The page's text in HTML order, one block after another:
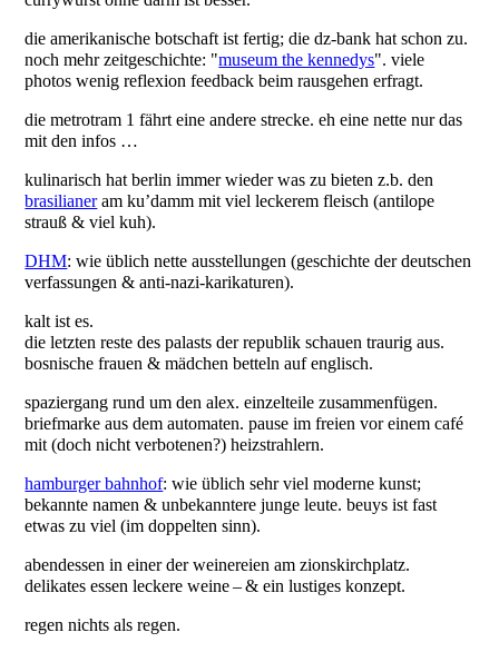
die amerikanische botschaft ist fertig; die dz-bank hat schon zu.
noch mehr zeitgeschichte: "museum the kennedys". viele
photos wenig reflexion feedback beim rausgehen erfragt.
die metrotram 1 fährt eine andere strecke. eh eine nette nur das
mit den infos …
kulinarisch hat berlin immer wieder was zu bieten z.b. den
brasilianeram ku’damm mit viel leckerem fleisch (antilope
strauß & viel kuh).
DHM: wie üblich nette ausstellungen (geschichte der deutschen
verfassungen & anti-nazi-karikaturen).
kalt ist es.
die letzten reste des palasts der republik schauen traurig aus.
bosnische frauen & mädchen betteln auf englisch.
spaziergang rund um den alex. einzelteile zusammenfügen.
briefmarke aus dem automaten. pause im freien vor einem café
mit (doch nicht verbotenen?) heizstrahlern.
hamburger bahnhof: wie üblich sehr viel moderne kunst;
bekannte namen & unbekanntere junge leute. beuys ist fast
etwas zu viel (im doppelten sinn).
abendessen in einer der weinereien am zionskirchplatz.
delikates essen leckere weine – & ein lustiges konzept.
regen nichts als regen.